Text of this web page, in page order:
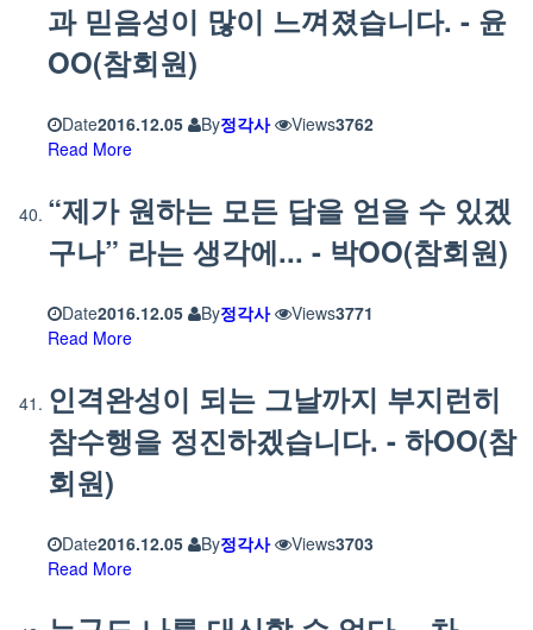
과 믿음성이 많이 느껴졌습니다. - 윤
OO(참회원)
Date2016.12.05 By정각사 Views3762
Read More
“제가 원하는 모든 답을 얻을 수 있겠
구나” 라는 생각에... - 박OO(참회원)
Date2016.12.05 By정각사 Views3771
Read More
인격완성이 되는 그날까지 부지런히
참수행을 정진하겠습니다. - 하OO(참
회원)
Date2016.12.05 By정각사 Views3703
Read More